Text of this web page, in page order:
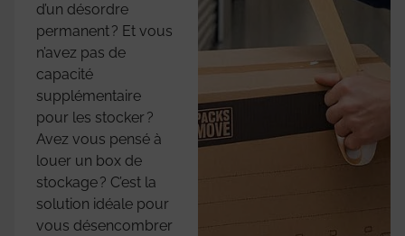
d’un désordre
permanent ? Et vous
n’avez pas de
capacité
supplémentaire
pour les stocker ?
Avez vous pensé à
louer un box de
stockage ? C’est la
solution idéale pour
vous désencombrer